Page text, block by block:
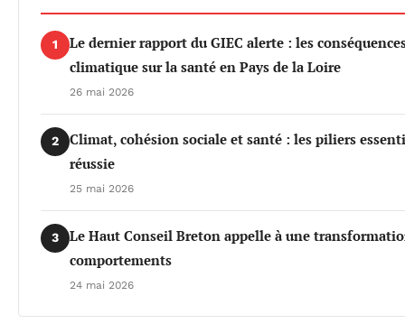
1
Le dernier rapport du GIEC alerte : les
climatique sur la santé en Pays de la Loire
26 mai 2026
2
Climat, cohésion sociale et santé : les piliers
réussie
25 mai 2026
3
Le Haut Conseil Breton appelle à une
comportements
24 mai 2026